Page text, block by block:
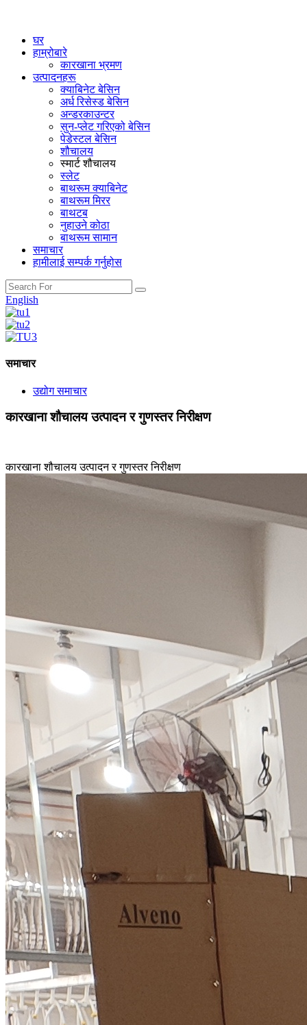
घर
हाम्रोबारे
कारखाना भ्रमण
उत्पादनहरू
क्याबिनेट बेसिन
अर्ध रिसेस्ड बेसिन
अन्डरकाउन्टर
सुन-प्लेट गरिएको बेसिन
पेडेस्टल बेसिन
शौचालय
स्मार्ट शौचालय
स्लेट
बाथरूम क्याबिनेट
बाथरूम मिरर
बाथटब
नुहाउने कोठा
बाथरूम सामान
समाचार
हामीलाई सम्पर्क गर्नुहोस
English
समाचार
उद्योग समाचार
कारखाना शौचालय उत्पादन र गुणस्तर निरीक्षण
कारखाना शौचालय उत्पादन र गुणस्तर निरीक्षण